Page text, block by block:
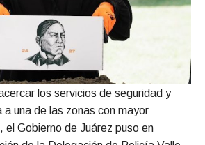
los servicios de seguridad y
a una de las zonas con mayor
el Gobierno de Juárez puso en